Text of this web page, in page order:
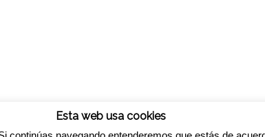
Esta web usa cookies